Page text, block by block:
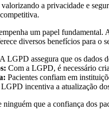
a privacidade e
um papel fundamental.
diversos benefícios para o
A LGPD assegura que os dados
Com a LGPD, é necessário
Pacientes confiam em
incentiva a atualização
que a confiança dos